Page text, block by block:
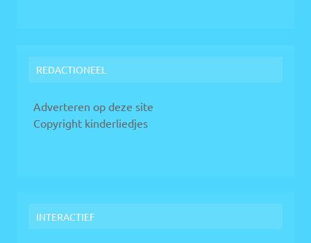
REDACTIONEEL
Adverteren op deze site
Copyright kinderliedjes
INTERACTIEF